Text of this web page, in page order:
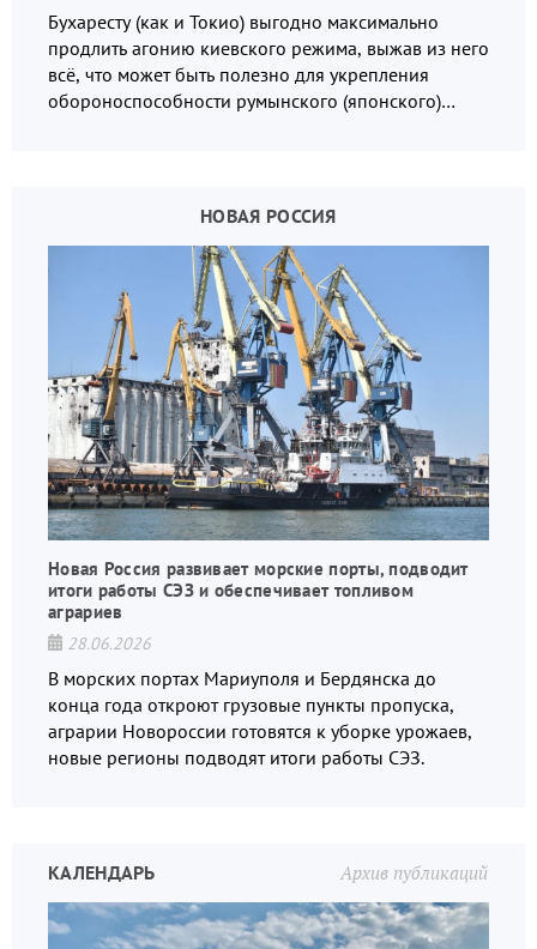
Бухаресту (как и Токио) выгодно максимально
продлить агонию киевского режима, выжав из него
всё, что может быть полезно для укрепления
обороноспособности румынского (японского)
НОВАЯ РОССИЯ
Новая Россия развивает морские порты, подводит
итоги работы СЭЗ и обеспечивает топливом
аграриев
28.06.2026
В морских портах Мариуполя и Бердянска до
конца года откроют грузовые пункты пропуска,
аграрии Новороссии готовятся к уборке урожаев,
новые регионы подводят итоги работы СЭЗ.
Архив публикаций
КАЛЕНДАРЬ